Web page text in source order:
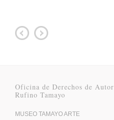
Oficina de Derechos de Autor
Rufino Tamayo
MUSEO TAMAYO ARTE